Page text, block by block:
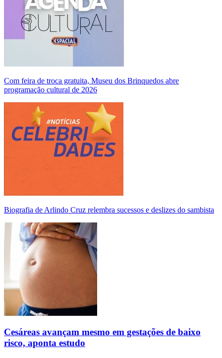
Com feira de troca gratuita, Museu dos Brinquedos abre
programação cultural de 2026
Biografia de Arlindo Cruz relembra sucessos e deslizes do sambista
Cesáreas avançam mesmo em gestações de baixo
risco, aponta estudo